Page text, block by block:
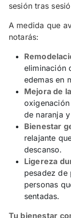
sesión tras
A medida que
notarás:
eliminación
edemas en
Mejora de
de naranja
Bienestar
relajante
descanso.
Ligereza
pesadez de
personas
sentadas.
Tu bienestar